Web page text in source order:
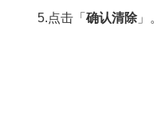
5.点击「 确认清除」。